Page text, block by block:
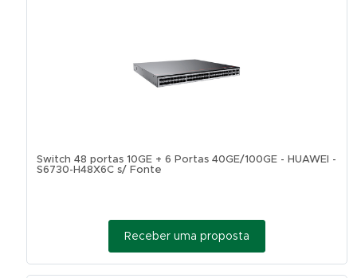
Switch 48 portas 10GE + 6 Portas 40GE/100GE - HUAWEI -
S6730-H48X6C s/ Fonte
Receber uma proposta